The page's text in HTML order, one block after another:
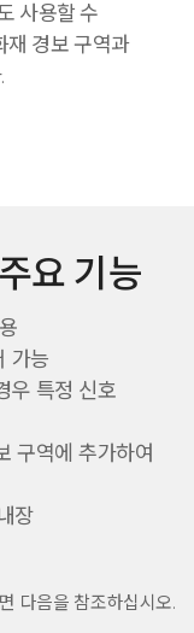
사용할 수
재 경보 구역과
요 기능
가능
우 특정 신호
구역에 추가하여
장
다음을 참조하십시오.